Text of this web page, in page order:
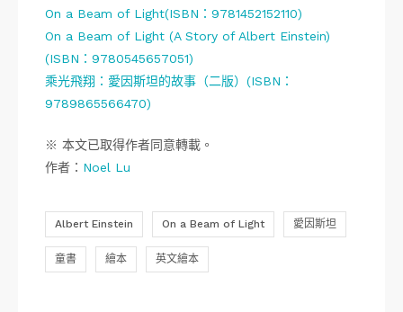
On a Beam of Light(ISBN：9781452152110)
On a Beam of Light (A Story of Albert Einstein)
(ISBN：9780545657051)
乘光飛翔：愛因斯坦的故事（二版）(ISBN：
9789865566470)
※ 本文已取得作者同意轉載。
作者： Noel Lu
Albert Einstein On a Beam of Light 愛因斯坦
童書 繪本 英文繪本